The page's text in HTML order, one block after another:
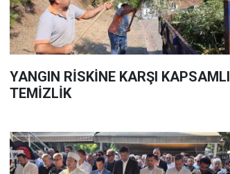
YANGIN RİSKİNE KARŞI KAPSAMLI
TEMİZLİK